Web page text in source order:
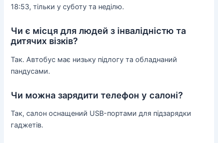
18:53, тільки у суботу та неділю.
Чи є місця для людей з інвалідністю та
дитячих візків?
Так. Автобус має низьку підлогу та обладнаний
пандусами.
Чи можна зарядити телефон у салоні?
Так, салон оснащений USB-портами для підзарядки
гаджетів.